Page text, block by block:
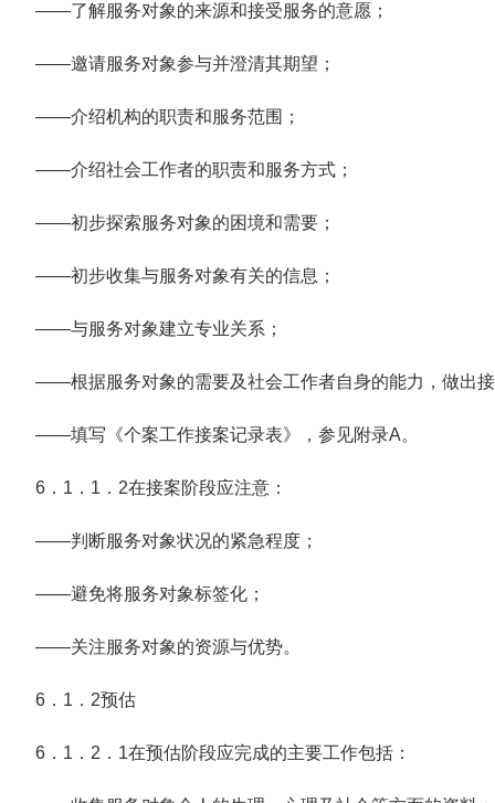
——了解服务对象的来源和接受服务的意愿；
——邀请服务对象参与并澄清其期望；
——介绍机构的职责和服务范围；
——介绍社会工作者的职责和服务方式；
——初步探索服务对象的困境和需要；
——初步收集与服务对象有关的信息；
——与服务对象建立专业关系；
——根据服务对象的需要及社会工作者自身的能力，做出
——填写《个案工作接案记录表》，参见附录A。
6．1．1．2在接案阶段应注意：
——判断服务对象状况的紧急程度；
——避免将服务对象标签化；
——关注服务对象的资源与优势。
6．1．2预估
6．1．2．1在预估阶段应完成的主要工作包括：